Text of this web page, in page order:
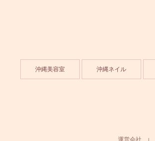
沖縄美容室 沖縄ネイル
運営会社